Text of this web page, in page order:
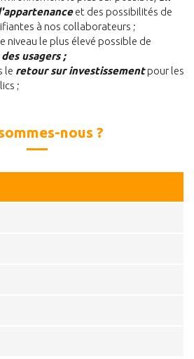
et des possibilités de
à nos collaborateurs ;
niveau le plus élevé possible de
usagers ;
le retour sur investissementpour les
;
nous ?